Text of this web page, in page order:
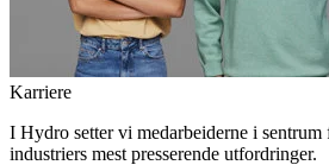
Karriere
I Hydro setter vi medarbeiderne i
industriers mest presserende utfordringer.